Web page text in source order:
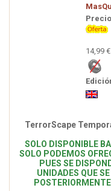
14,99
TerrorScape
SOLO DISPONIBLE
SOLO PODEMOS
PUES SE
UNIDADES QUE